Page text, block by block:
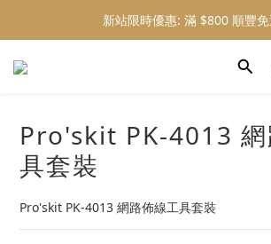
新站限時優惠: 會員購物 4%
新站限時優惠: 滿 $800 順豐
新站限時優惠: 會員購物 4%
Pro'skit PK-4013 網
具套裝
Pro'skit PK-4013 網路佈線工具套裝